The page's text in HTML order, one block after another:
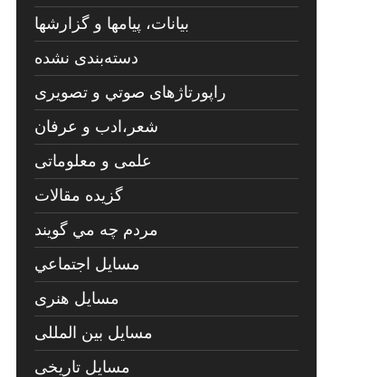
بیانات، پیامها و گزارشها
دسته‌بندی نشده
راپورتاژهای صوتي و تصويری
شعر،ادب و عرفان
علمی و معلوماتی
گزیده مقالات
مردم چه مي گويند
مسايل اجتماعي
مسايل هنری
مسایل بین المللی
مسایل تاریخی